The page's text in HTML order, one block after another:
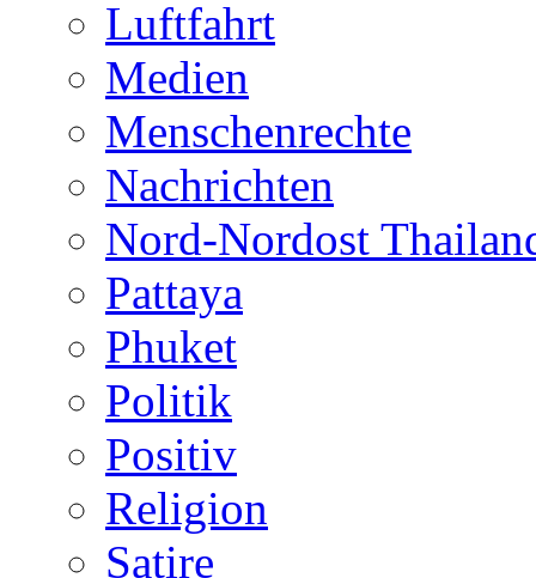
Luftfahrt
Medien
Menschenrechte
Nachrichten
Nord-Nordost
Pattaya
Phuket
Politik
Positiv
Religion
Satire